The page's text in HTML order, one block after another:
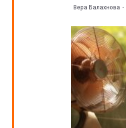
Вера Балахнова